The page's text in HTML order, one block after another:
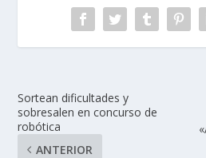
Sortean dificultades y
sobresalen en concurso de
robótica
ANTERIOR